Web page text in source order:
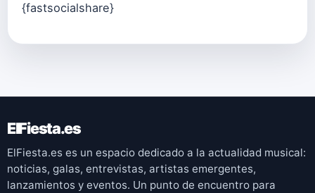
{fastsocialshare}
ElFiesta.es
ElFiesta.es es un espacio dedicado a la actualidad musical:
noticias, galas, entrevistas, artistas emergentes,
lanzamientos y eventos. Un punto de encuentro para